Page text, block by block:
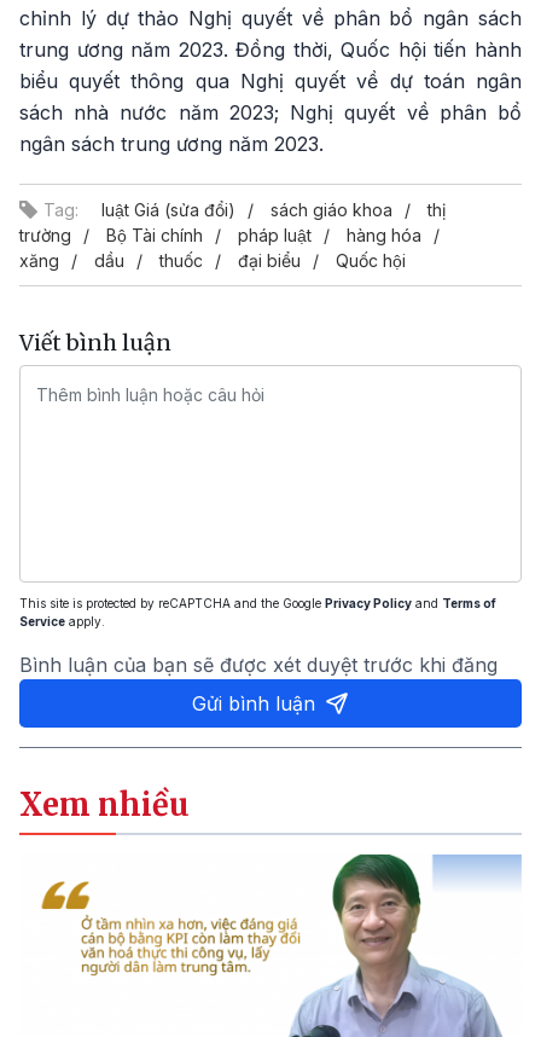
chỉnh lý dự thảo Nghị quyết về phân bổ ngân sách
trung ương năm 2023. Đồng thời, Quốc hội tiến hành
biểu quyết thông qua Nghị quyết về dự toán ngân
sách nhà nước năm 2023; Nghị quyết về phân bổ
ngân sách trung ương năm 2023.
Tag: luật Giá (sửa đổi) sách giáo khoa
thị
trường
Bộ Tài chính pháp luật
hàng hóa
xăng
dầu thuốc đại biểu Quốc hội
Viết bình luận
This site is protected by reCAPTCHA and the Google Privacy Policy and Terms of
Service apply.
Bình luận của bạn sẽ được xét duyệt trước khi đăng
Gửi bình luận
Xem nhiều